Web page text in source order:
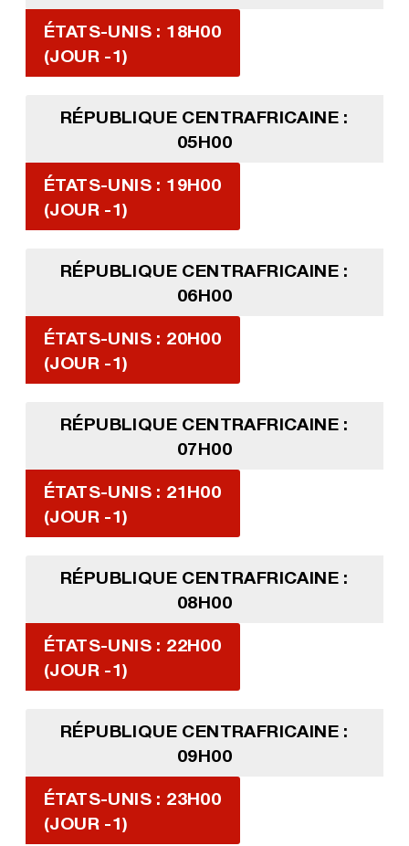
ÉTATS-UNIS : 18H00
(JOUR -1)
RÉPUBLIQUE CENTRAFRICAINE :
05H00
ÉTATS-UNIS : 19H00
(JOUR -1)
RÉPUBLIQUE CENTRAFRICAINE :
06H00
ÉTATS-UNIS : 20H00
(JOUR -1)
RÉPUBLIQUE CENTRAFRICAINE :
07H00
ÉTATS-UNIS : 21H00
(JOUR -1)
RÉPUBLIQUE CENTRAFRICAINE :
08H00
ÉTATS-UNIS : 22H00
(JOUR -1)
RÉPUBLIQUE CENTRAFRICAINE :
09H00
ÉTATS-UNIS : 23H00
(JOUR -1)